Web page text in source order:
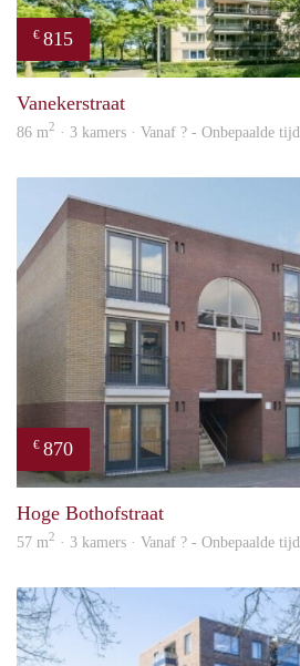
€ 815
Vanekerstraat
86 m2 · 3 kamers · Vanaf ? - Onbepaalde tijd
€ 870
Hoge Bothofstraat
57 m2 · 3 kamers · Vanaf ? - Onbepaalde tijd